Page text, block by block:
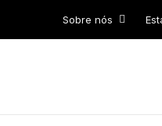
Sobre nós